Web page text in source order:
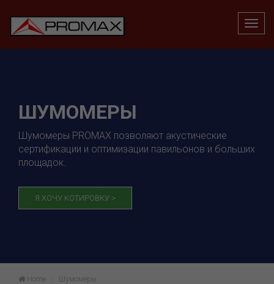
ШУМОМЕРЫ
Шумомеры PROMAX позволяют акустические
сертификации и оптимизации павильонов и больших
площадок.
Я ХОЧУ КОТИРОВКУ >
Home Шумомеры